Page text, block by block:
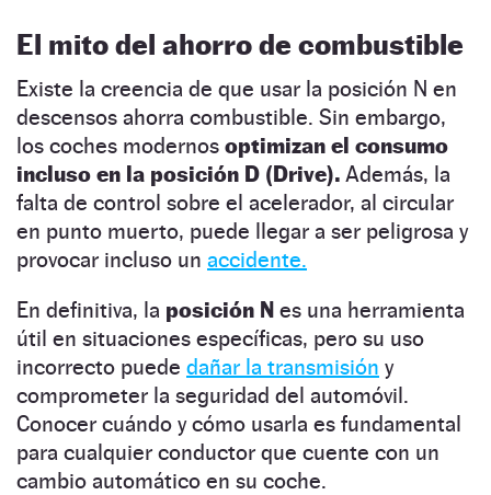
El mito del ahorro de combustible
Existe la creencia de que usar la posición N en
descensos ahorra combustible. Sin embargo,
los coches modernos optimizan el consumo
incluso en la posición D (Drive). Además, la
falta de control sobre el acelerador, al circular
en punto muerto, puede llegar a ser peligrosa y
provocar incluso un accidente.
En definitiva, la posición N es una herramienta
útil en situaciones específicas, pero su uso
incorrecto puede dañar la transmisión y
comprometer la seguridad del automóvil.
Conocer cuándo y cómo usarla es fundamental
para cualquier conductor que cuente con un
cambio automático en su coche.